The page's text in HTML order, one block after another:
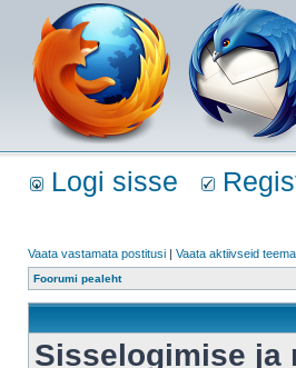
Logi sisse
Vaata vastamata postitusi | Vaata aktiivseid
Foorumi pealeht
Sisselogimise ja